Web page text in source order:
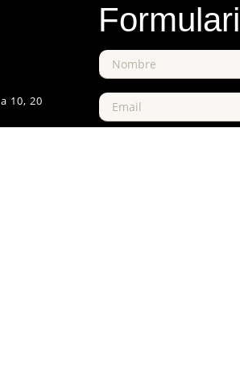
10, 20